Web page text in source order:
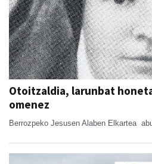
Otoitzaldia, larunbat
omenez
Berrozpeko Jesusen Alaben Elkartea